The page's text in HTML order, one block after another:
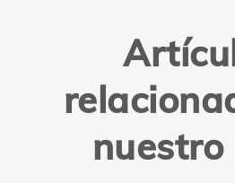
nuestro